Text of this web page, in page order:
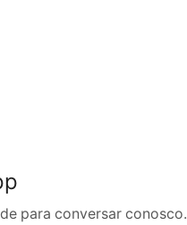
para conversar conosco.